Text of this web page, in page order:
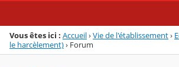
Vous êtes ici : Accueil›Vie de l'établissement›
le harcèlement)› Forum